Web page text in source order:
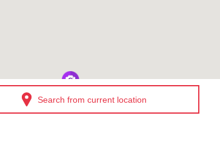
Search from current location